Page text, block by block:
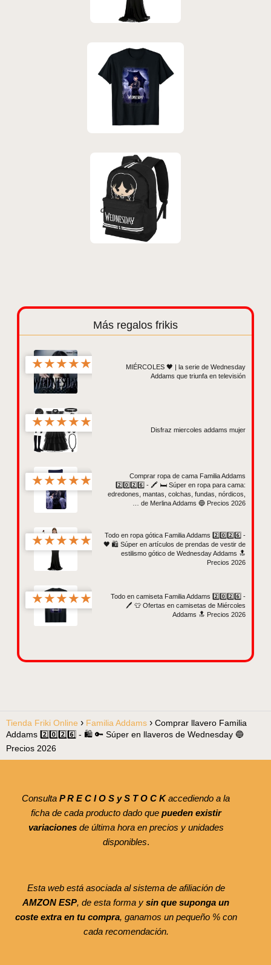
Más regalos frikis
★★★★★
MIÉRCOLES 🖤 | la serie de Wednesday
Addams que triunfa en televisión
★★★★★
Disfraz miercoles addams mujer
★★★★★
Comprar ropa de cama Familia Addams
2️⃣0️⃣2️⃣6️⃣ - 🖍️ 🛏️ Súper en ropa para cama:
edredones, mantas, colchas, fundas, nórdicos,
… de Merlina Addams 🔵 Precios 2026
★★★★★
Todo en ropa gótica Familia Addams 2️⃣0️⃣2️⃣6️⃣ -
🖤 🛍️ Súper en artículos de prendas de vestir de
estilismo gótico de Wednesday Addams 🔝
Precios 2026
★★★★★
Todo en camiseta Familia Addams 2️⃣0️⃣2️⃣6️⃣ -
🖊️ 👕 Ofertas en camisetas de Miércoles
Addams 🔝 Precios 2026
Tienda Friki Online Familia Addams
Comprar llavero Familia
Addams 2️⃣0️⃣2️⃣6️⃣ - 🛍️ 🔑 Súper en llaveros de Wednesday 🔵
Precios 2026
Consulta P R E C I O S y S T O C Kaccediendo a la
ficha de cada producto dado que pueden existir
variacionesde última hora en precios y unidades
disponibles.
Esta web está asociada al sistema de afiliación de
AMZON ESP, de esta forma y sin que suponga un
coste extra en tu compra, ganamos un pequeño % con
cada recomendación.